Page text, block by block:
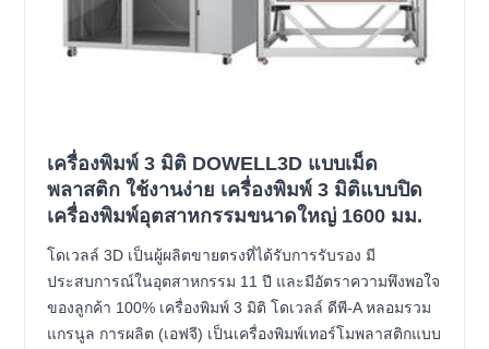
เครื่องพิมพ์ 3 มิติ DOWELL3D แบบเม็ด
พลาสติก ใช้งานง่าย เครื่องพิมพ์ 3 มิติแบบปิด
เครื่องพิมพ์อุตสาหกรรมขนาดใหญ่ 1600 มม.
โดเวลล์ 3D เป็นผู้ผลิตขายตรงที่ได้รับการรับรอง มี
ประสบการณ์ในอุตสาหกรรม 11 ปี และมีอัตราความพึงพอใจ
ของลูกค้า 100% เครื่องพิมพ์ 3 มิติ โดเวลล์ ดีพี-A หลอมรวม
แกรนูล การผลิต (เอฟจี) เป็นเครื่องพิมพ์เทอร์โมพลาสติกแบบ